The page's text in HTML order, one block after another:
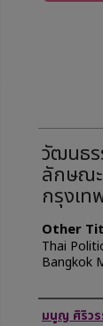
วัฒนธร
ลักษณะ
กรุงเ
Other
Thai
Bangkok
Author
มนูญ ศิริว